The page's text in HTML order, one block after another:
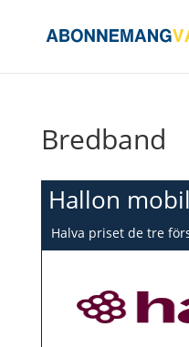
Bredband
Hallon
Halva priset de tre